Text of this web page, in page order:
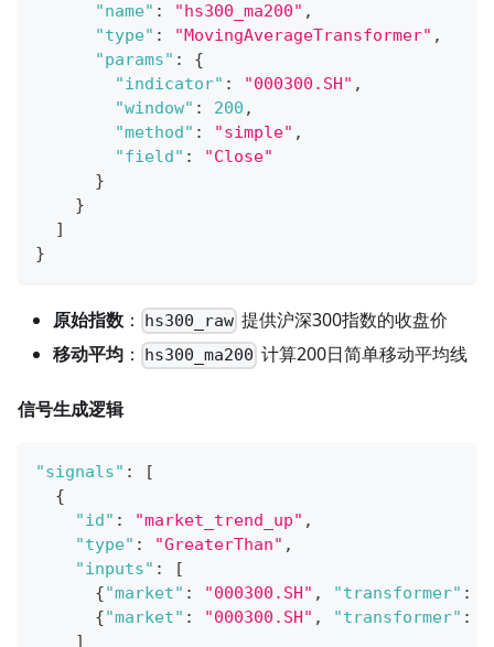
"name" : "hs300_ma200" ,
"type" : "MovingAverageTransformer" ,
"params" :
{
"indicator" : "000300.SH" ,
"window" : 200 ,
"method" : "simple" ,
"field" :
"Close"
}
}
]
}
原始指数 ： hs300_raw 提供沪深300指数的收盘价
移动平均 ： hs300_ma200 计算200日简单移动平均线
信号生成逻辑
"signals" :
[
{
"id" : "market_trend_up" ,
"type" : "GreaterThan" ,
"inputs" :
[
{"market" : "000300.SH" , "transformer" :
{"market" : "000300.SH" , "transformer" :
]